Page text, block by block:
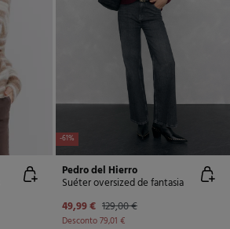
-61%
Pedro del Hierro
Suéter oversized de fantasia
49,99 € 129,00 €
Desconto79,01 €